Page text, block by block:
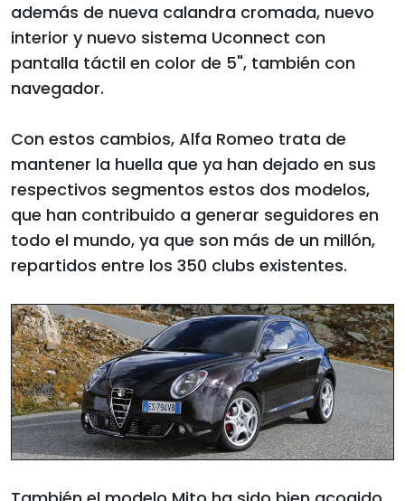
además de nueva calandra cromada, nuevo
interior y nuevo sistema Uconnect con
pantalla táctil en color de 5", también con
navegador.
Con estos cambios, Alfa Romeo trata de
mantener la huella que ya han dejado en sus
respectivos segmentos estos dos modelos,
que han contribuido a generar seguidores en
todo el mundo, ya que son más de un millón,
repartidos entre los 350 clubs existentes.